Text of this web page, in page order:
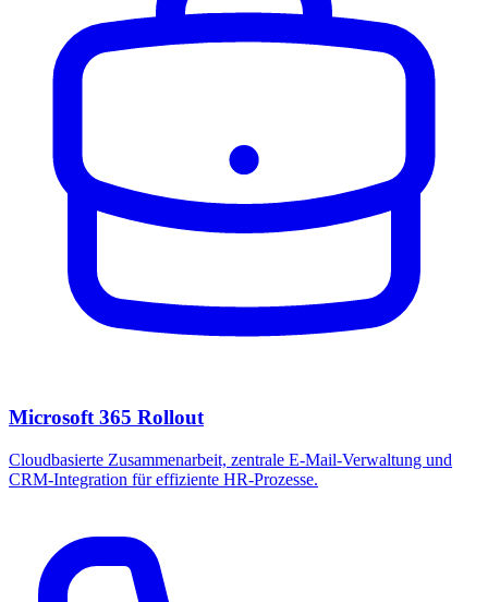
Microsoft 365 Rollout
Cloudbasierte Zusammenarbeit, zentrale E-Mail-Verwaltung und
CRM-Integration für effiziente HR-Prozesse.